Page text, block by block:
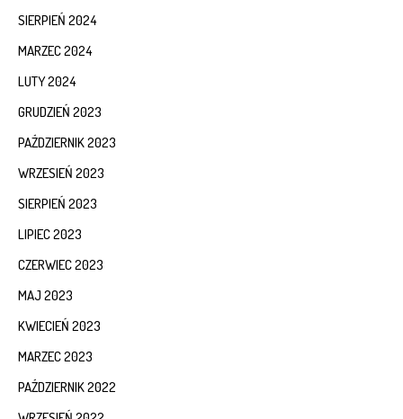
SIERPIEŃ 2024
MARZEC 2024
LUTY 2024
GRUDZIEŃ 2023
PAŹDZIERNIK 2023
WRZESIEŃ 2023
SIERPIEŃ 2023
LIPIEC 2023
CZERWIEC 2023
MAJ 2023
KWIECIEŃ 2023
MARZEC 2023
PAŹDZIERNIK 2022